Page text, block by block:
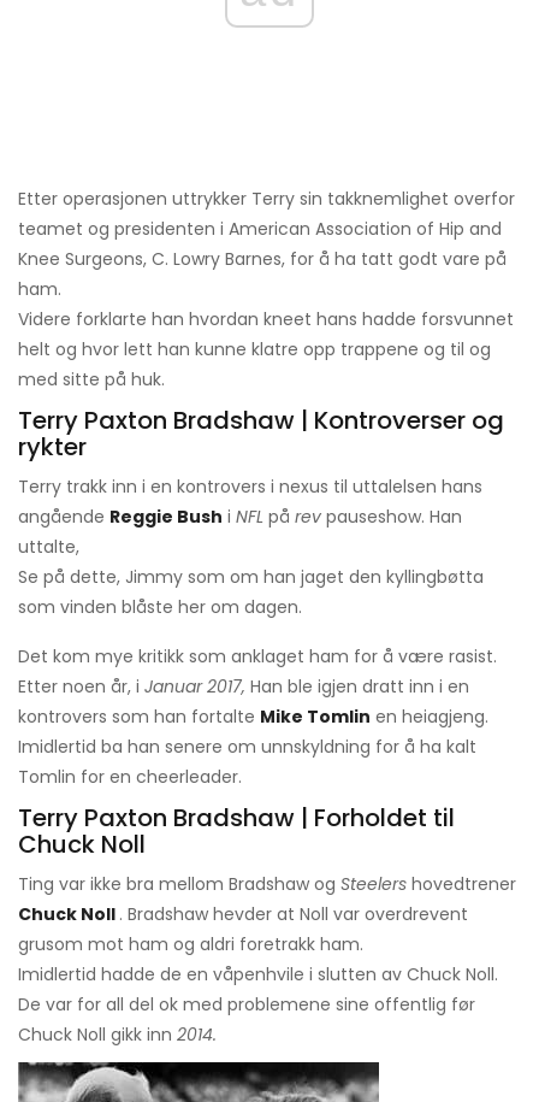
Etter operasjonen uttrykker Terry sin takknemlighet overfor
teamet og presidenten i American Association of Hip and
Knee Surgeons, C. Lowry Barnes, for å ha tatt godt vare på
ham.
Videre forklarte han hvordan kneet hans hadde forsvunnet
helt og hvor lett han kunne klatre opp trappene og til og
med sitte på huk.
Terry Paxton Bradshaw | Kontroverser og
rykter
Terry trakk inn i en kontrovers i nexus til uttalelsen hans
angående Reggie Bush i NFL på rev pauseshow. Han
uttalte,
Se på dette, Jimmy som om han jaget den kyllingbøtta
som vinden blåste her om dagen.
Det kom mye kritikk som anklaget ham for å være rasist.
Etter noen år, i Januar 2017, Han ble igjen dratt inn i en
kontrovers som han fortalte Mike Tomlin en heiagjeng.
Imidlertid ba han senere om unnskyldning for å ha kalt
Tomlin for en cheerleader.
Terry Paxton Bradshaw | Forholdet til
Chuck Noll
Ting var ikke bra mellom Bradshaw og Steelers hovedtrener
Chuck Noll . Bradshaw hevder at Noll var overdrevent
grusom mot ham og aldri foretrakk ham.
Imidlertid hadde de en våpenhvile i slutten av Chuck Noll.
De var for all del ok med problemene sine offentlig før
Chuck Noll gikk inn 2014.